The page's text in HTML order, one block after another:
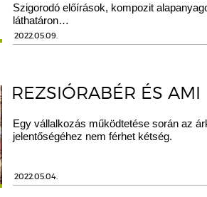
Szigorodó előírások, kompozit
láthatáron…
2022.05.09.
REZSIÓRABÉR ÉS AMI
Egy vállalkozás működtetése során az
jelentőségéhez nem férhet kétség.
2022.05.04.